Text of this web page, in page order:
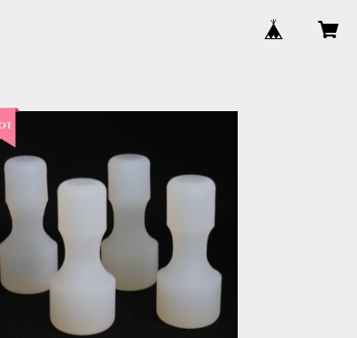
『ほぐセル』2セット（4個）＋『ほぐセル
エクササイズ』動画（21本）閲覧PASS
¥7,700